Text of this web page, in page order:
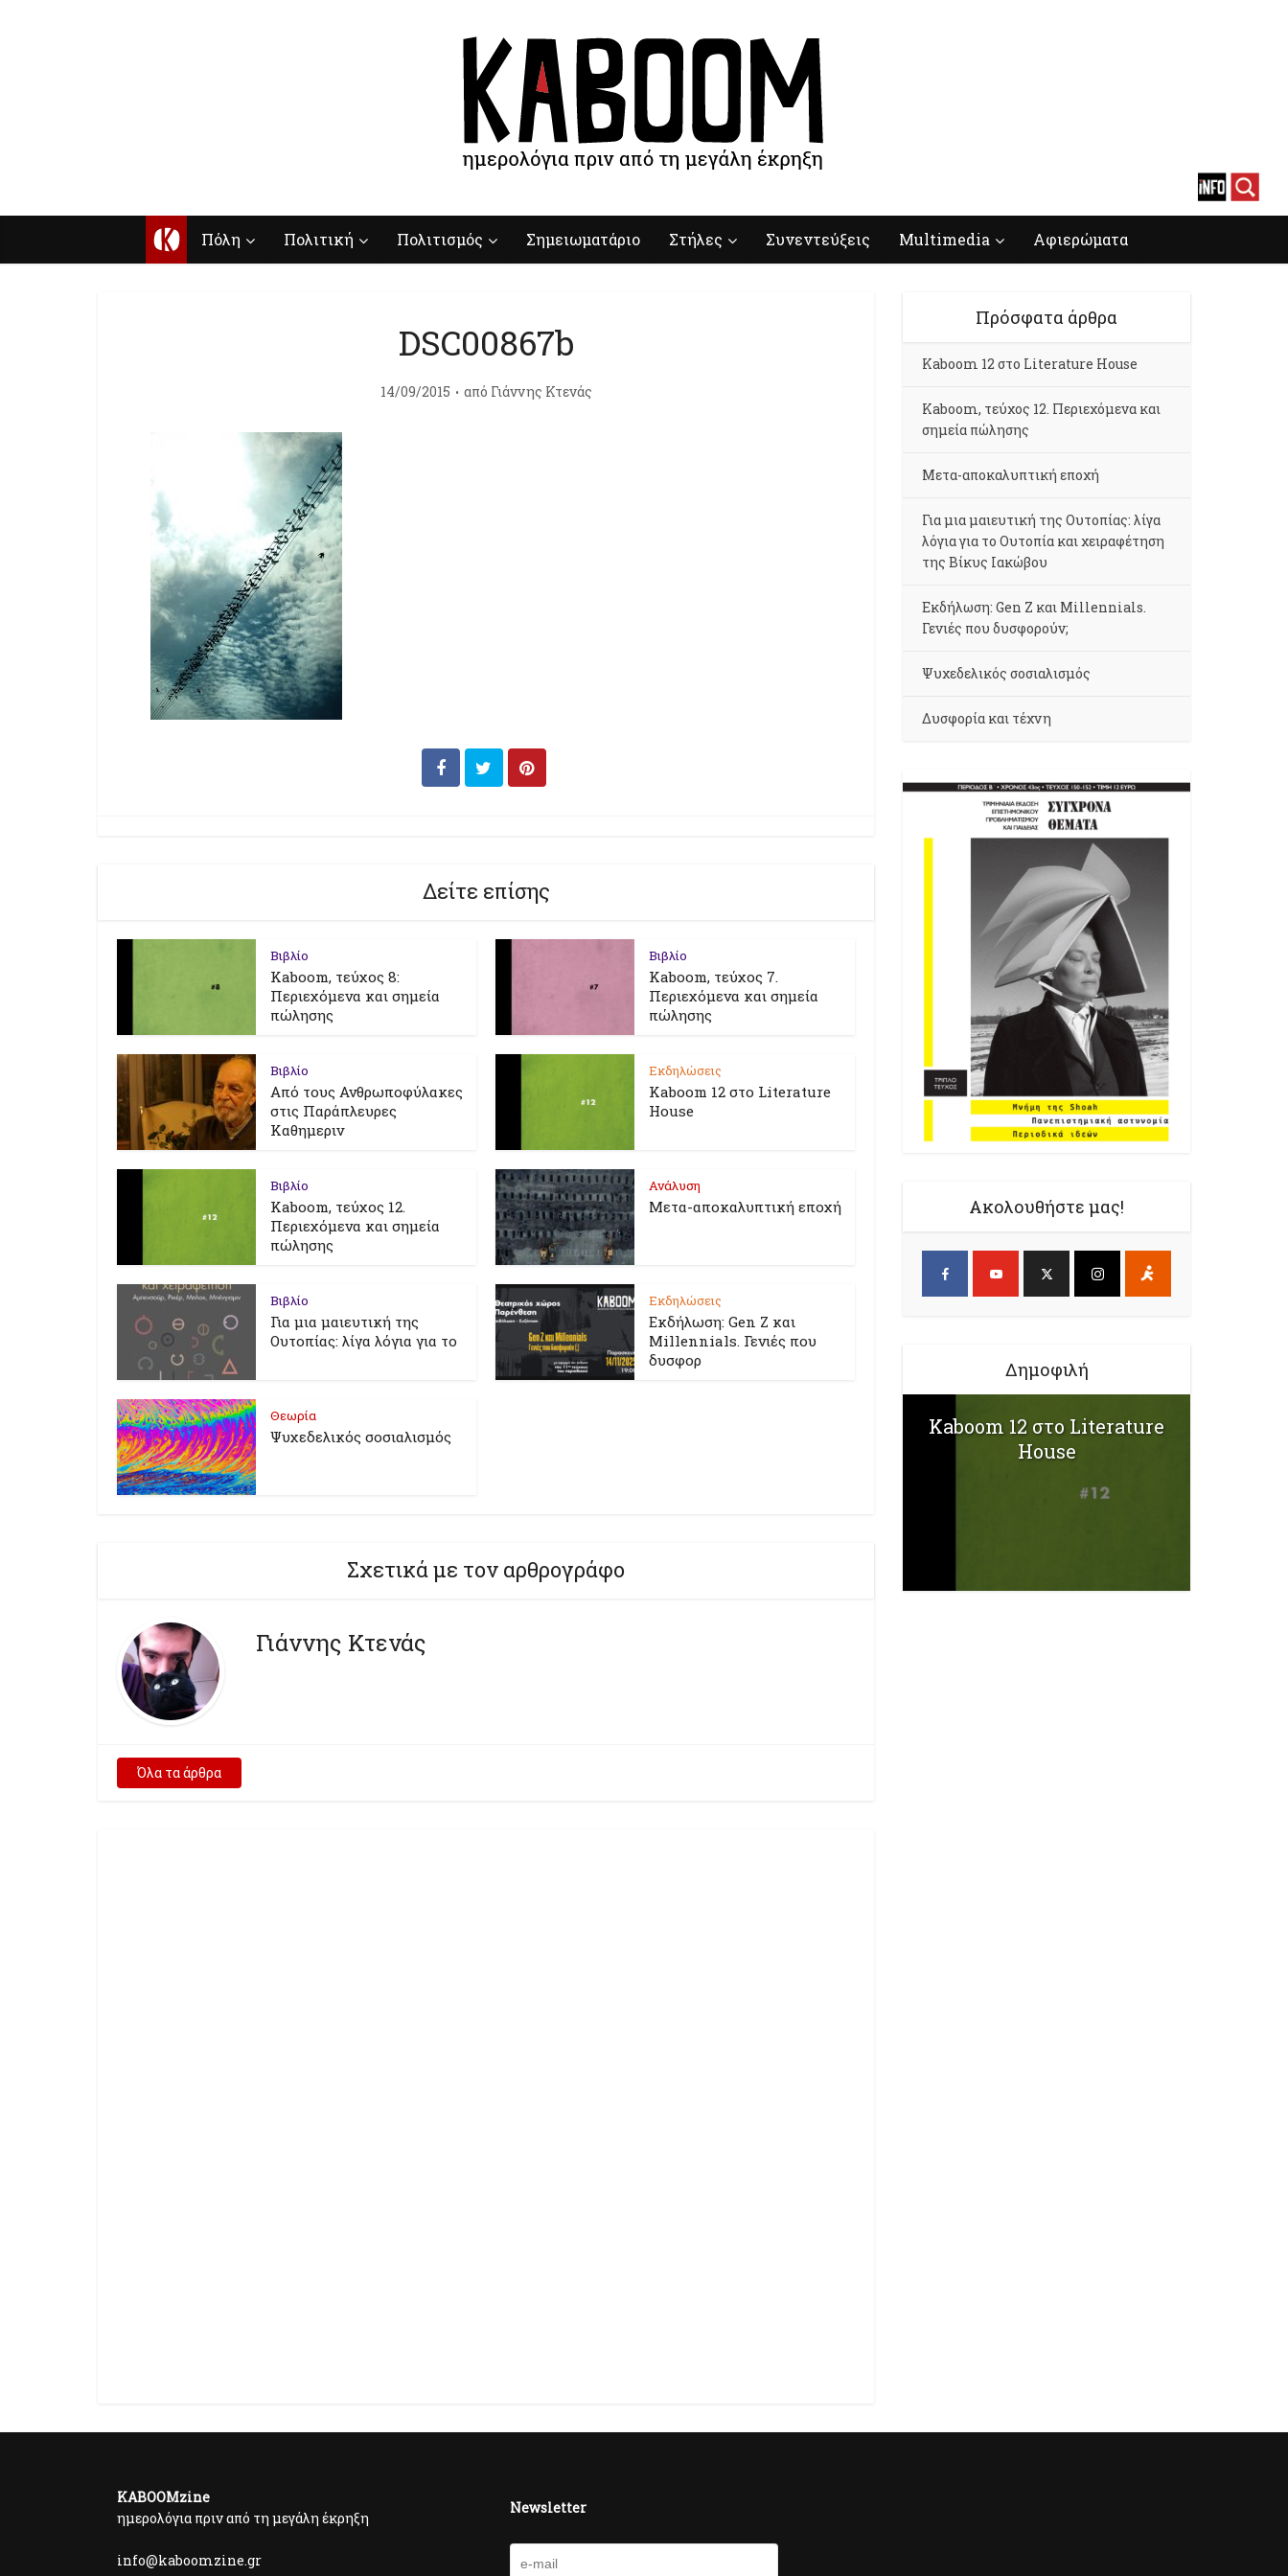
Κ Πόλη Πολιτική Πολιτισμός Σημειωματάριο Στήλες Συνεντεύξεις Multimedia Αφιερώματα
DSC00867b
14/09/2015 από Γιάννης Κτενάς
Δείτε επίσης
Βιβλίο
Kaboom, τεύχος 8:
Περιεχόμενα και σημεία
πώλησης
Βιβλίο
Kaboom, τεύχος 7.
Περιεχόμενα και σημεία
πώλησης
Βιβλίο
Από τους Ανθρωποφύλακες
στις Παράπλευρες
Καθημεριν
Εκδηλώσεις
Kaboom 12 στο Literature
House
Βιβλίο
Kaboom, τεύχος 12.
Περιεχόμενα και σημεία
πώλησης
Ανάλυση
Μετα-αποκαλυπτική εποχή
Βιβλίο
Για μια μαιευτική της
Ουτοπίας: λίγα λόγια για το
Εκδηλώσεις
Εκδήλωση: Gen Z και
Millennials. Γενιές που
δυσφορ
Θεωρία
Ψυχεδελικός σοσιαλισμός
Σχετικά με τον αρθρογράφο
Γιάννης Κτενάς
Όλα τα άρθρα
Πρόσφατα άρθρα
Kaboom 12 στο Literature House
Kaboom, τεύχος 12. Περιεχόμενα και
σημεία πώλησης
Μετα-αποκαλυπτική εποχή
Για μια μαιευτική της Ουτοπίας: λίγα
λόγια για το Ουτοπία και χειραφέτηση
της Βίκυς Ιακώβου
Εκδήλωση: Gen Z και Millennials.
Γενιές που δυσφορούν;
Ψυχεδελικός σοσιαλισμός
Δυσφορία και τέχνη
Ακολουθήστε μας!
Δημοφιλή
Kaboom 12 στο Literature
House
KABOOMzine
ημερολόγια πριν από τη μεγάλη έκρηξη
info@kaboomzine.gr
Newsletter